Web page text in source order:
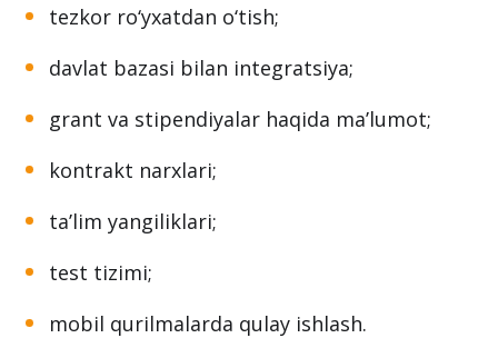
tezkor ro‘yxatdan o‘tish;
davlat bazasi bilan integratsiya;
grant va stipendiyalar haqida ma’lumot;
kontrakt narxlari;
ta’lim yangiliklari;
test tizimi;
mobil qurilmalarda qulay ishlash.